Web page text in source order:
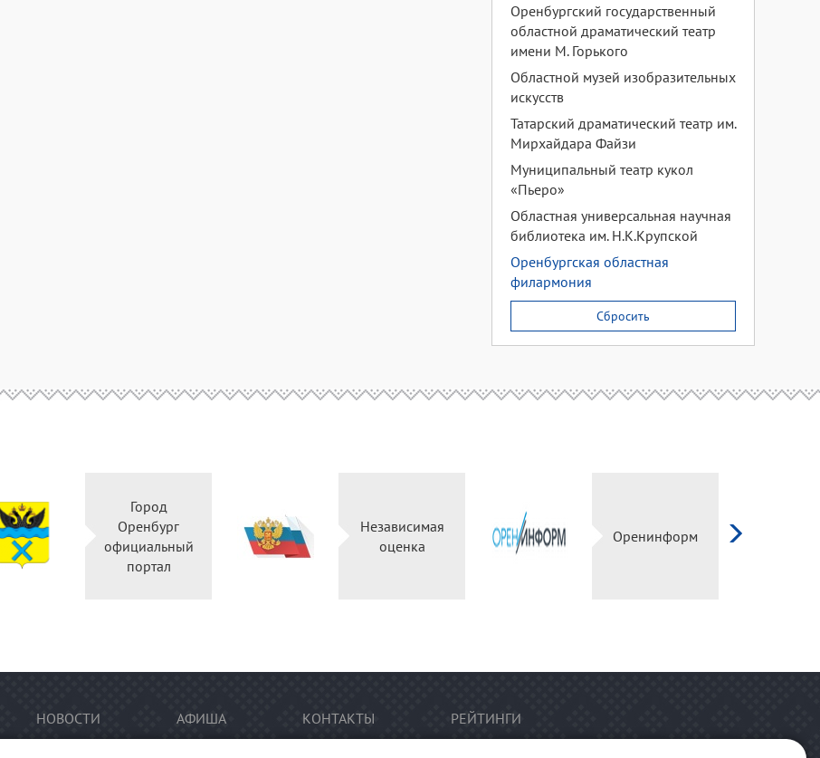
Оренбургский государственный
областной драматический театр
имени М. Горького
Областной музей изобразительных
искусств
Татарский драматический театр им.
Мирхайдара Файзи
Муниципальный театр кукол
«Пьеро»
Областная универсальная научная
библиотека им. Н.К.Крупской
Оренбургская областная
филармония
Сбросить
Город
Оренбург
официальный
портал
Независимая
оценка
Оренинформ
НОВОСТИ АФИША КОНТАКТЫ РЕЙТИНГИ